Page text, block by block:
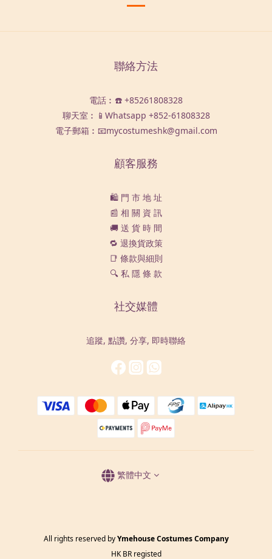
聯絡方法
電話︰☎️ +85261808328
聊天室︰📱Whatsapp +852-61808328
電子郵箱︰📧mycostumeshk@gmail.com
顧客服務
🛍️ 門 市 地 址
📰 相 關 資 訊
🚚 送 貨 時 間
🔁 退換貨政策
📑 條款與細則
🔍 私 隱 條 款
社交媒體
追蹤, 點讚, 分享, 即時聯絡
繁體中文
All rights reserved byYmehouse Costumes Company
HK BR registed